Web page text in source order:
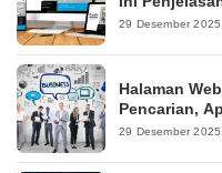
29 Desember 2025
Halaman
Pencarian,
29 Desember 2025